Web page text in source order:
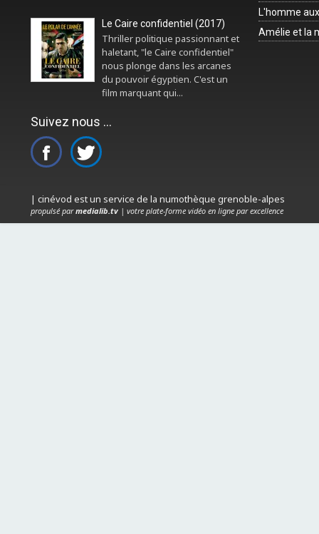
Le Caire confidentiel (2017)
Thriller politique passionnant et
haletant, "le Caire confidentiel"
nous plonge dans les arcanes
du pouvoir égyptien. C'est un
film marquant qui...
Suivez nous ...
L'homme
Amélie et la
| cinévod est un service de la numothèque grenoble-alpes
propulsé parmedialib.tv| votre plate-forme vidéo en ligne par excellence